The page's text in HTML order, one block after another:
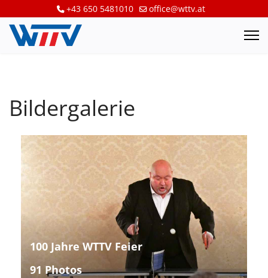
+43 650 5481010 office@wttv.at
Bildergalerie
100 Jahre WTTV Feier
91 Photos